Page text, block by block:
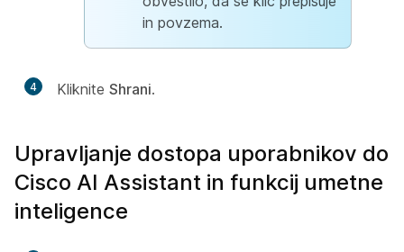
in povzema.
4 Kliknite Shrani.
Upravljanje dostopa uporabnikov do
Cisco AI Assistant in funkcij umetne
inteligence